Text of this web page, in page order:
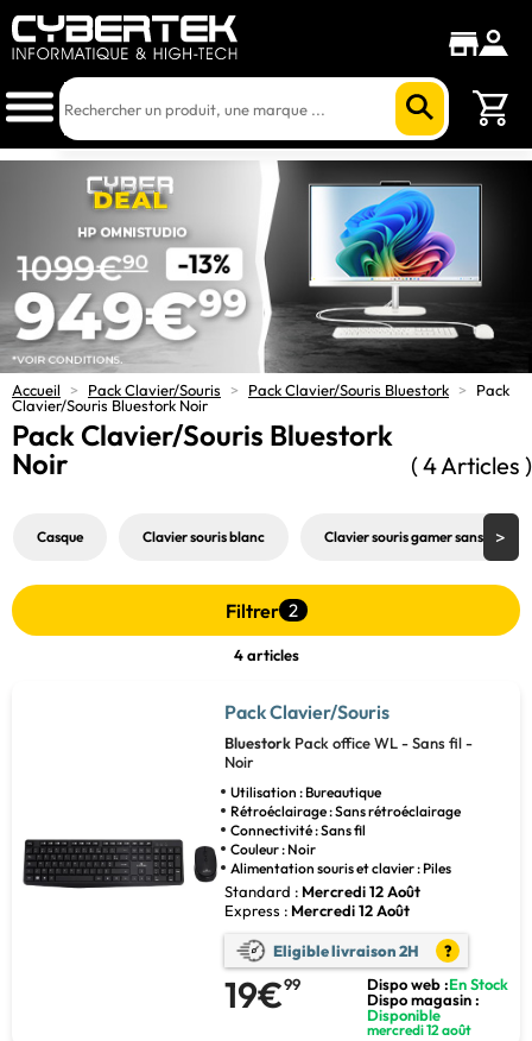
Accueil > Pack Clavier/Souris > Pack Clavier/Souris Bluestork >
Pack
Clavier/Souris Bluestork Noir
Pack Clavier/Souris Bluestork
Noir
( 4 Articles )
Casque Clavier souris blanc Clavier souris gamer sans fil
Filtrer 2
4 articles
Pack Clavier/Souris
Bluestork Pack office WL - Sans fil -
Noir
Utilisation : Bureautique
Rétroéclairage : Sans rétroéclairage
Connectivité : Sans fil
Couleur : Noir
Alimentation souris et clavier : Piles
Standard : Mercredi 12 Août
Express : Mercredi 12 Août
Eligible livraison 2H ?
19€99 Dispo web :En Stock
Dispo magasin :
Disponible
mercredi 12 août